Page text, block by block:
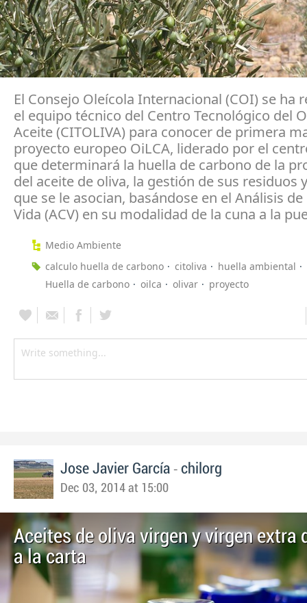
El Consejo Oleícola Internacional (COI) se ha
el equipo técnico del Centro Tecnológico del
Aceite (CITOLIVA) para conocer de primera
proyecto europeo OiLCA, liderado por el
que determinará la huella de carbono de la
del aceite de oliva, la gestión de sus residuos
que se le asocian, basándose en el Análisis de
Vida (ACV) en su modalidad de la cuna a la
Medio Ambiente
calculo huella de carbono
citoliva
huella ambiental
Huella de carbono
oilca olivar proyecto
Jose Javier García - chilorg
Dec 03, 2014 at 15:00
Aceites de oliva virgen y virgen extra
a la carta